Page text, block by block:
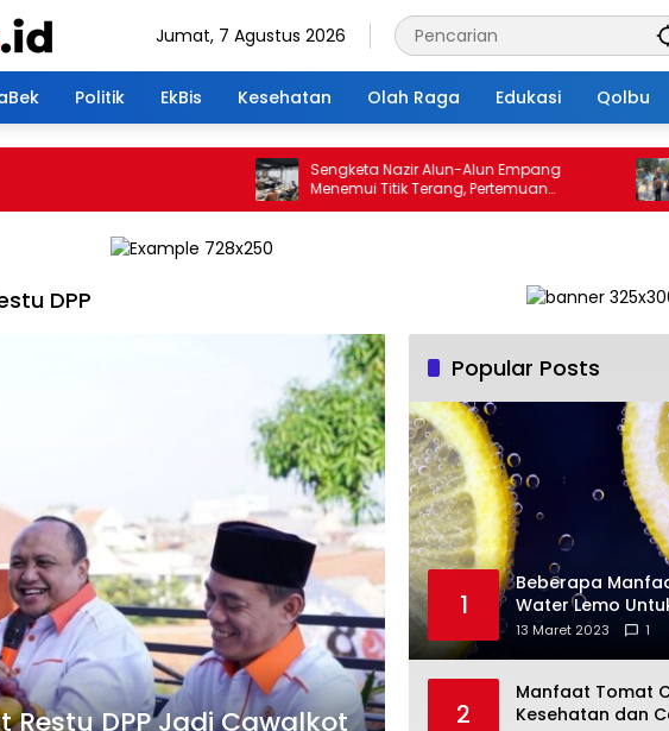
Jumat, 7 Agustus 2026
Politik EkBis Kesehatan Olah Raga Edukasi Qolbu
Sengketa Nazir Alun-Alun Empang
Menemui Titik Terang, Pertemuan
Hasilkan 4 Poin Kesepakatan
DPP
DPP Jadi Cawalkot
Popular Posts
1
Beberapa
Water Lemo
Anda
13 Maret 2023 1
2
Manfaat Tomat
Kesehatan dan